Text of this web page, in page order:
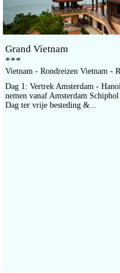
Grand Vietnam
***
Vietnam - Rondreizen Vietnam -
Dag 1: Vertrek Amsterdam -
nemen vanaf Amsterdam
Dag ter vrije besteding &...